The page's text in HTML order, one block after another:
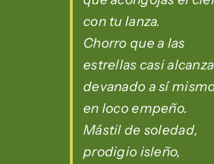
con tu lanza.
Chorro que a las
estrellas casi alcanza
devanado a sí
en loco empeño.
Mástil de soledad,
prodigio isleño,